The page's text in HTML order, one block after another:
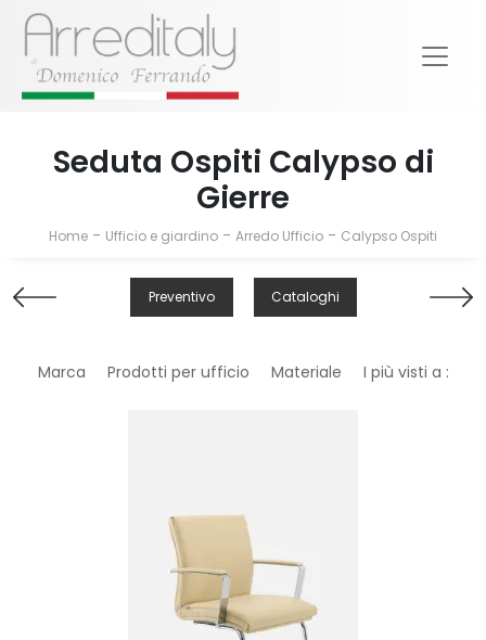
Seduta Ospiti Calypso di
Gierre
Home - Ufficio e giardino - Arredo Ufficio - Calypso Ospiti
Preventivo Cataloghi
Marca Prodotti per ufficio Materiale I più visti a :